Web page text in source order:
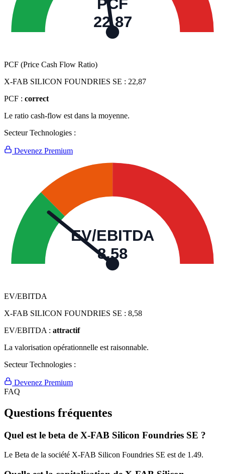
PCF
22,87
PCF (Price Cash Flow Ratio)
X-FAB SILICON FOUNDRIES SE : 22,87
PCF : correct
Le ratio cash-flow est dans la moyenne.
Secteur Technologies :
Devenez Premium
EV/EBITDA
8,58
EV/EBITDA
X-FAB SILICON FOUNDRIES SE : 8,58
EV/EBITDA : attractif
La valorisation opérationnelle est raisonnable.
Secteur Technologies :
Devenez Premium
FAQ
Questions fréquentes
Quel est le beta de X-FAB Silicon Foundries SE ?
Le Beta de la société X-FAB Silicon Foundries SE est de 1.49.